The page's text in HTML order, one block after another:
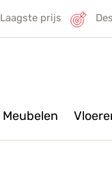
Laagste prijs
Meubelen